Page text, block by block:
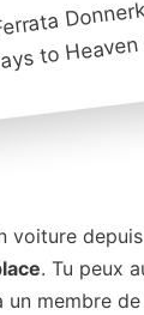
voiture
. Tu peux
un membre